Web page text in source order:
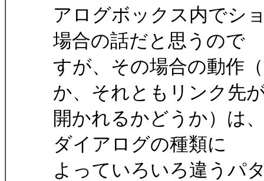
アログボックス内でシ
場合の話だと思うので
すが、その場合の動作
か、それともリンク先
開かれるかどうか）は
ダイアログの種類に
よっていろいろ違うパ